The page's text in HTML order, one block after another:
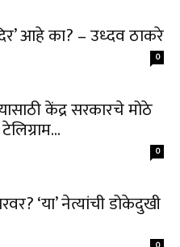
आहे का? – उध्दव ठाकरे
0
केंद्र सरकारचे मोठे
0
‘या’ नेत्यांची डोकेदुखी